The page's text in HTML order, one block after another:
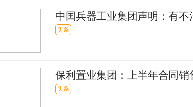
中国兵器工业集团声明：有
份进行诈骗
头条
保利置业集团：上半年合同
127％
头条